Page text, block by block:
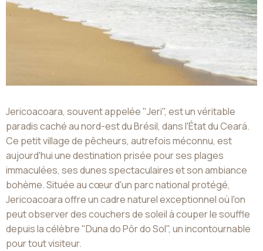
Jericoacoara, souvent appelée "Jeri", est un véritable
paradis caché au nord-est du Brésil, dans l'État du Ceará.
Ce petit village de pêcheurs, autrefois méconnu, est
aujourd'hui une destination prisée pour ses plages
immaculées, ses dunes spectaculaires et son ambiance
bohème. Située au cœur d'un parc national protégé,
Jericoacoara offre un cadre naturel exceptionnel où l'on
peut observer des couchers de soleil à couper le souffle
depuis la célèbre "Duna do Pôr do Sol", un incontournable
pour tout visiteur.